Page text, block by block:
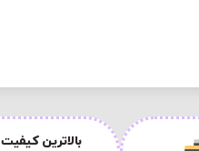
بالاترین کیفیت